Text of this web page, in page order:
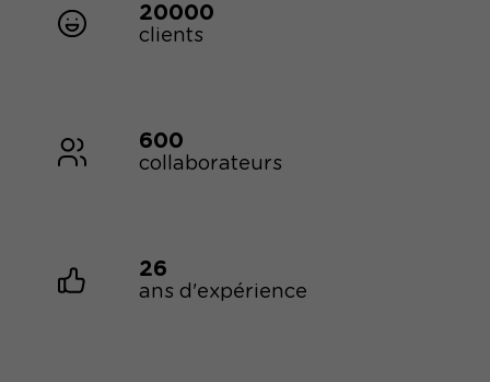
20000
clients
600
collaborateurs
26
ans d'expérience